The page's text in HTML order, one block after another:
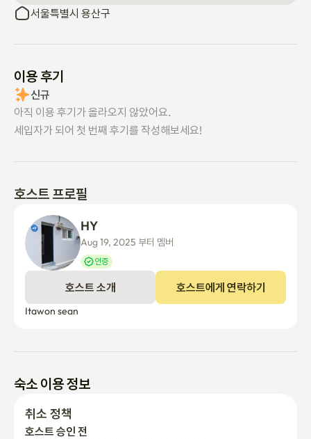
서울특별시 용산구
이용 후기
신규
아직 이용 후기가 올라오지 않았어요.
세입자가 되어 첫 번째 후기를 작성해보세요!
호스트 프로필
Aug 19, 2025 부터 멤버
인증
호스트 소개 호스트에게 연락하기
Itawon sean
숙소 이용 정보
취소 정책
호스트 승인 전